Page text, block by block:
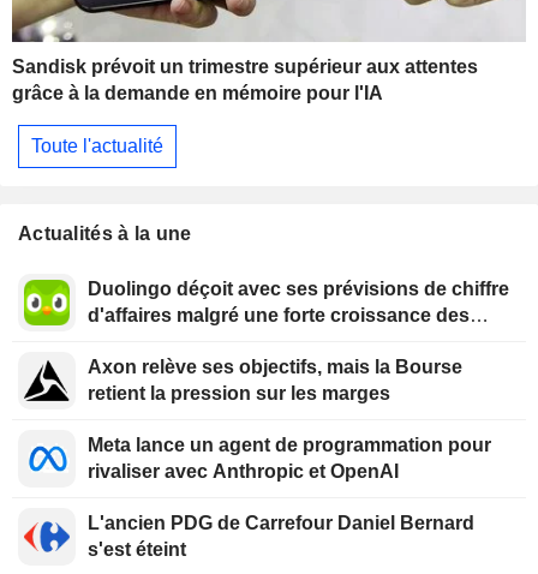
Sandisk prévoit un trimestre supérieur aux attentes
grâce à la demande en mémoire pour l'IA
Toute l'actualité
Actualités à la une
Duolingo déçoit avec ses prévisions de chiffre
d'affaires malgré une forte croissance des
Axon relève ses objectifs, mais la Bourse
retient la pression sur les marges
Meta lance un agent de programmation pour
rivaliser avec Anthropic et OpenAI
L'ancien PDG de Carrefour Daniel Bernard
s'est éteint